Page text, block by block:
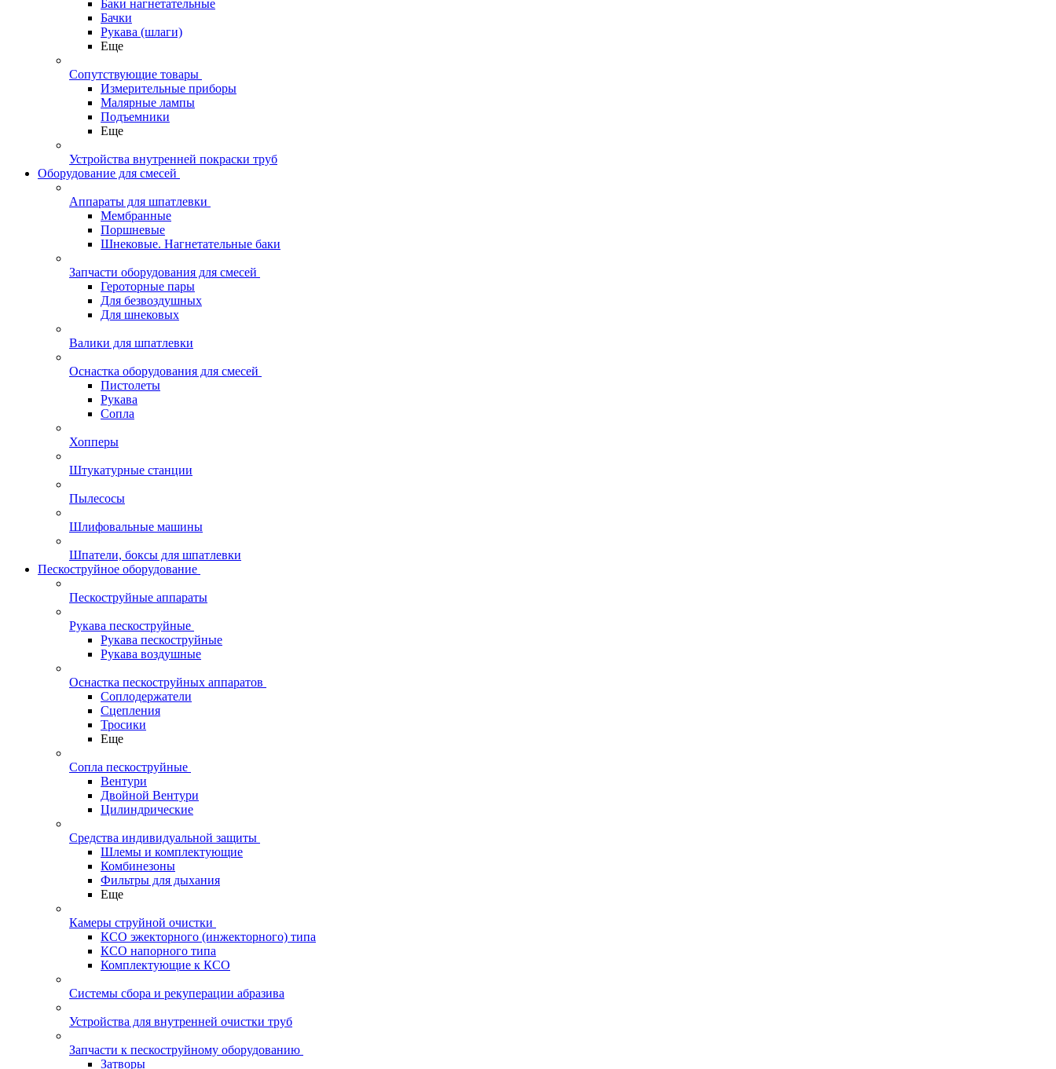
Баки нагнетательные
Бачки
Рукава (шлаги)
Еще
Сопутствующие товары
Измерительные приборы
Малярные лампы
Подъемники
Еще
Устройства внутренней покраски труб
Оборудование для смесей
Аппараты для шпатлевки
Мембранные
Поршневые
Шнековые. Нагнетательные баки
Запчасти оборудования для смесей
Героторные пары
Для безвоздушных
Для шнековых
Валики для шпатлевки
Оснастка оборудования для смесей
Пистолеты
Рукава
Сопла
Хопперы
Штукатурные станции
Пылесосы
Шлифовальные машины
Шпатели, боксы для шпатлевки
Пескоструйное оборудование
Пескоструйные аппараты
Рукава пескоструйные
Рукава пескоструйные
Рукава воздушные
Оснастка пескоструйных аппаратов
Соплодержатели
Сцепления
Тросики
Еще
Сопла пескоструйные
Вентури
Двойной Вентури
Цилиндрические
Средства индивидуальной защиты
Шлемы и комплектующие
Комбинезоны
Фильтры для дыхания
Еще
Камеры струйной очистки
КСО эжекторного (инжекторного) типа
КСО напорного типа
Комплектующие к КСО
Системы сбора и рекуперации абразива
Устройства для внутренней очистки труб
Запчасти к пескоструйному оборудованию
Затворы